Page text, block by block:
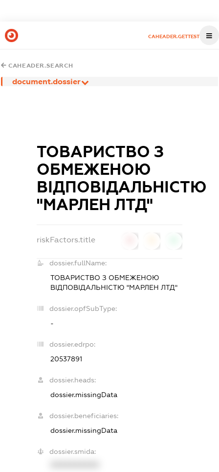
CAHEADER.GETTEST
CAHEADER.SEARCH
document.dossier
ТОВАРИСТВО З
ОБМЕЖЕНОЮ
ВІДПОВІДАЛЬНІСТЮ
"МАРЛЕН ЛТД"
riskFactors.title
dossier.fullName:
ТОВАРИСТВО З ОБМЕЖЕНОЮ
ВІДПОВІДАЛЬНІСТЮ "МАРЛЕН ЛТД"
dossier.opfSubType:
-
dossier.edrpo:
20537891
dossier.heads:
dossier.missingData
dossier.beneficiaries:
dossier.missingData
dossier.smida: